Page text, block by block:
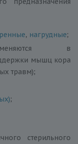
, нагрудные;
в
мышц кора
травм);
;
стерильного